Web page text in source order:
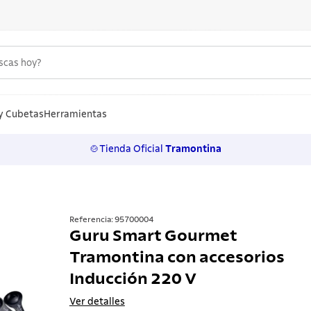
Cubetas Herramientas
🍲Tienda Oficial Tramontina
Referencia:95700004
Guru Smart Gourmet
Tramontina con accesorios
Inducción 220 V
Ver detalles